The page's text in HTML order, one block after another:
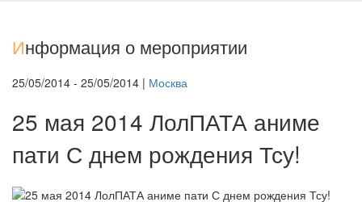
Информация о мероприятии
25/05/2014 - 25/05/2014 | Москва
25 мая 2014 ЛолПАТА аниме
пати С днем рождения Тсу!